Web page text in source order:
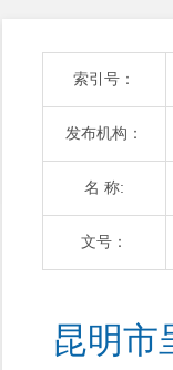
索引号：
发布机构：
名 称:
文号：
昆明市